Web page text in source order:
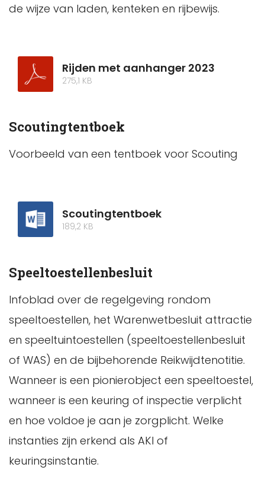
de wijze van laden, kenteken en rijbewijs.
Rijden met aanhanger 2023
275,1 KB
Scoutingtentboek
Voorbeeld van een tentboek voor Scouting
Scoutingtentboek
189,2 KB
Speeltoestellenbesluit
Infoblad over de regelgeving rondom
speeltoestellen, het Warenwetbesluit attractie
en speeltuintoestellen (speeltoestellenbesluit
of WAS) en de bijbehorende Reikwijdtenotitie.
Wanneer is een pionierobject een speeltoestel,
wanneer is een keuring of inspectie verplicht
en hoe voldoe je aan je zorgplicht. Welke
instanties zijn erkend als AKI of
keuringsinstantie.